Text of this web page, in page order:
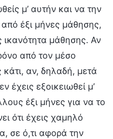
μ’ αυτήν και να την
έξι μήνες μάθησης,
ικανότητα μάθησης. Αν
από τον μέσο
αν, δηλαδή, μετά
έχεις εξοικειωθεί μ’
έξι μήνες για να το
ότι έχεις χαμηλό
σε ό,τι αφορά την